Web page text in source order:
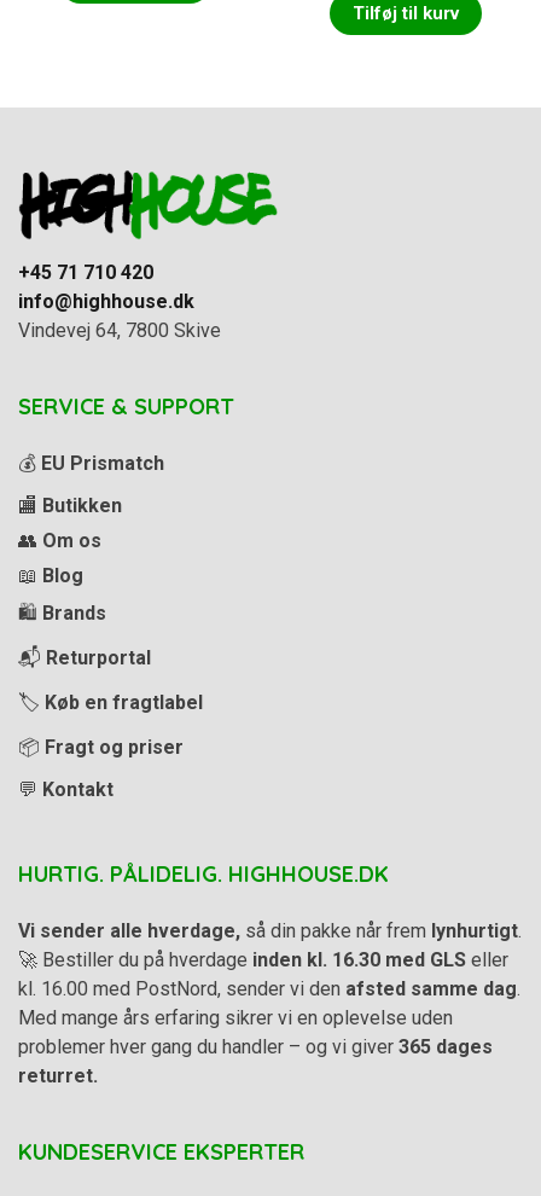
Tilføj til kurv
+45 71 710 420
info@highhouse.dk
Vindevej 64, 7800 Skive
SERVICE & SUPPORT
💰 EU Prismatch
🏬 Butikken
👥 Om os
📖 Blog
🛍️ Brands
📬 Returportal
🏷️ Køb en fragtlabel
📦 Fragt og priser
💬 Kontakt
HURTIG. PÅLIDELIG. HIGHHOUSE.DK
Vi sender alle hverdage, så din pakke når frem lynhurtigt
🚀 Bestiller du på hverdage inden kl. 16.30 med GLS eller
kl. 16.00 med PostNord, sender vi den afsted samme dag
Med mange års erfaring sikrer vi en oplevelse uden
problemer hver gang du handler – og vi giver 365 dages
returret.
KUNDESERVICE EKSPERTER